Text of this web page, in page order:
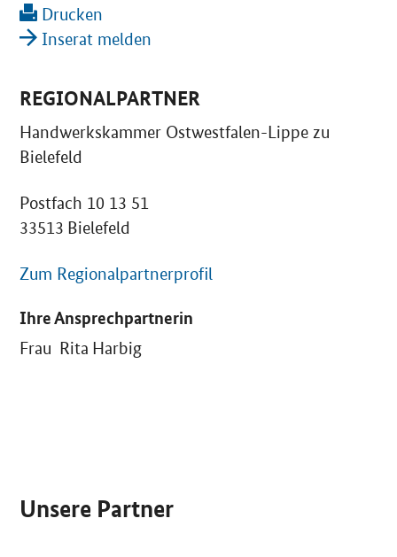
Drucken
Inserat melden
REGIONALPARTNER
Handwerkskammer Ostwestfalen-Lippe zu
Bielefeld
Postfach 10 13 51
33513 Bielefeld
Zum Regionalpartnerprofil
Ihre Ansprechpartnerin
Frau Rita Harbig
Unsere Partner